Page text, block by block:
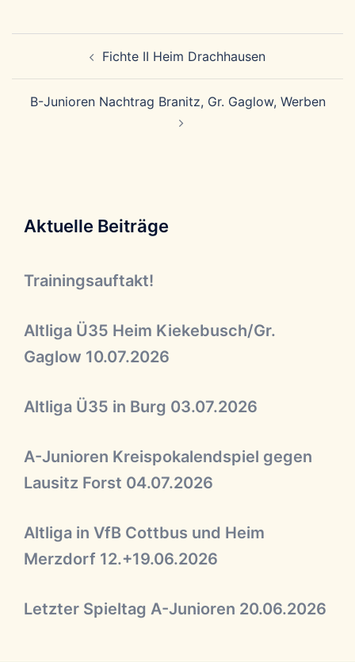
Fichte II Heim Drachhausen
B-Junioren Nachtrag Branitz, Gr. Gaglow, Werben
Aktuelle Beiträge
Trainingsauftakt!
Altliga Ü35 Heim Kiekebusch/Gr.
Gaglow 10.07.2026
Altliga Ü35 in Burg 03.07.2026
A-Junioren Kreispokalendspiel gegen
Lausitz Forst 04.07.2026
Altliga in VfB Cottbus und Heim
Merzdorf 12.+19.06.2026
Letzter Spieltag A-Junioren 20.06.2026